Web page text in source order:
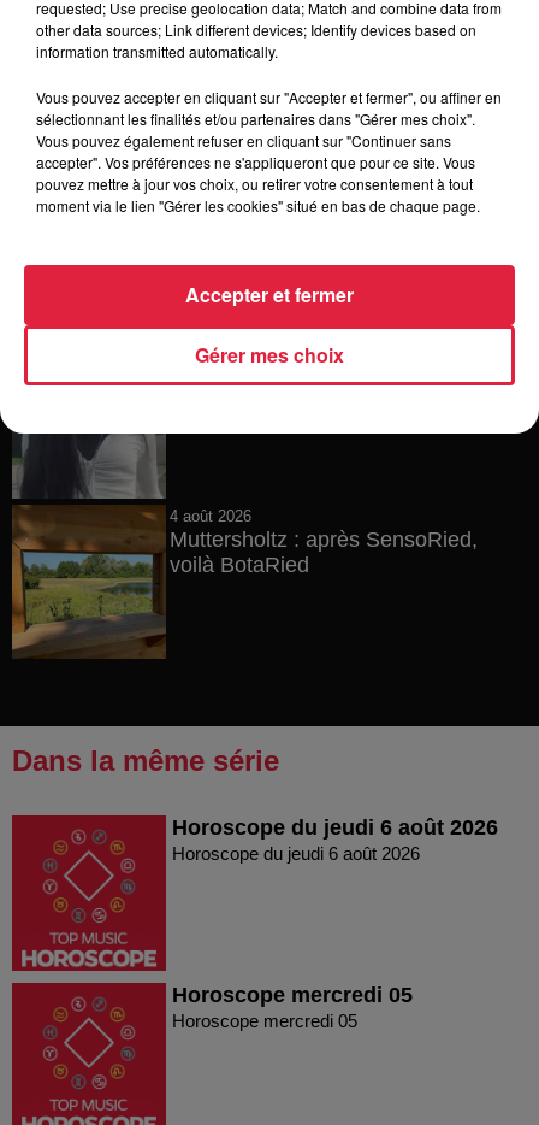
5 août 2026
Europa-Park : des précisons sur
4 août 2026
Vélos d'occasion en Alsace : les
4 août 2026
Bischheim : disparition d’une
4 août 2026
Muttersholtz : après SensoRied,
voilà BotaRied
Dans la même série
Horoscope du jeudi 6 août 2026
Horoscope du jeudi 6 août 2026
Horoscope mercredi 05
Horoscope mercredi 05
requested; Use precise geolocation data; Match and combine data from
other data sources; Link different devices; Identify devices based on
information transmitted automatically.
Vous pouvez accepter en cliquant sur "Accepter et fermer", ou affiner en
sélectionnant les finalités et/ou partenaires dans "Gérer mes choix".
Vous pouvez également refuser en cliquant sur "Continuer sans
accepter". Vos préférences ne s'appliqueront que pour ce site. Vous
pouvez mettre à jour vos choix, ou retirer votre consentement à tout
moment via le lien "Gérer les cookies" situé en bas de chaque page.
Gérer mes choix
Accepter et fermer